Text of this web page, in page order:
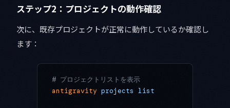
ステップ2：プロジェクトの動作確認
次に、既存プロジェクトが正常に動作しているか確認し
ます：
# プロジェクトリストを表示
antigravity projects list